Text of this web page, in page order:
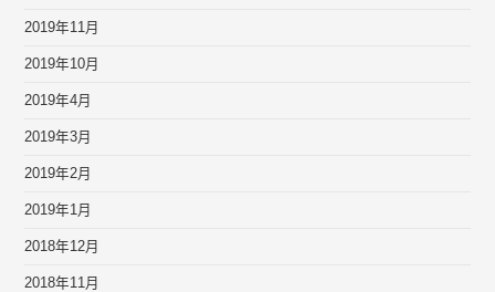
2019年11月
2019年10月
2019年4月
2019年3月
2019年2月
2019年1月
2018年12月
2018年11月